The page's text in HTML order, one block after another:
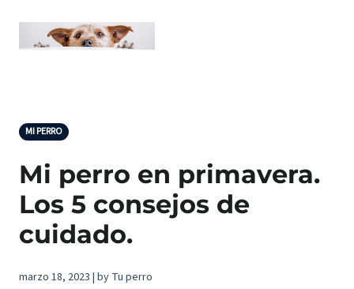
MI PERRO
Mi perro en primavera.
Los 5 consejos de
cuidado.
marzo 18, 2023 | by Tu perro